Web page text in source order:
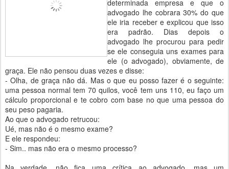
determinada empresa e que o
advogado lhe cobrara 30% do que
ele iria receber e explicou que isso
era padrão. Dias depois o
advogado lhe procurou para pedir
se ele conseguia uns exames para
ele (o advogado), obviamente, de
graça. Ele não pensou duas vezes e disse:
- Olha, de graça não dá. Mas o que eu posso fazer é o seguinte:
uma pessoa normal tem 70 quilos, você tem uns 110, eu faço um
cálculo proporcional e te cobro com base no que uma pessoa do
seu peso pagaria.
Ao que o advogado retrucou:
Ué, mas não é o mesmo exame?
E ele respondeu:
- Sim.. mas não era o mesmo processo?